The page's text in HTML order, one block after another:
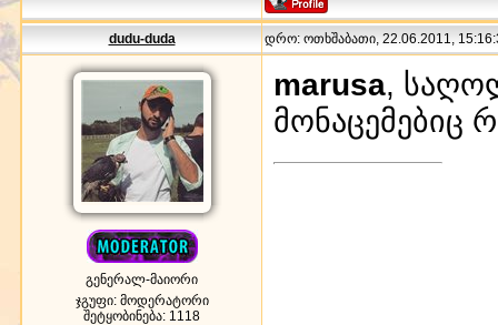
dudu-duda დრო: ოთხშაბათი, 22.06.2011,
გენერალ-მაიორი
ჯგუფი: მოდერატორი
შეტყობინება: 1118
marusa,
მონაცემებიც